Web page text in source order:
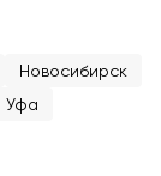
Новосибирск
Уфа